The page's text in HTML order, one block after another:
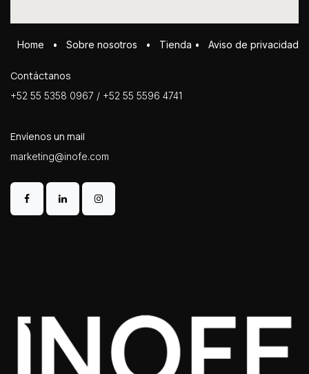
Home • Sobre ​n​osotros • Tienda • Aviso de privacidad
Contáctanos
+52 55 5358 0967 / +52 55 5596 4741
Envíenos un mail
marketing@inofe.com